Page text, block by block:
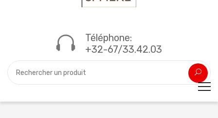
Téléphone:
+32-67/33.42.03